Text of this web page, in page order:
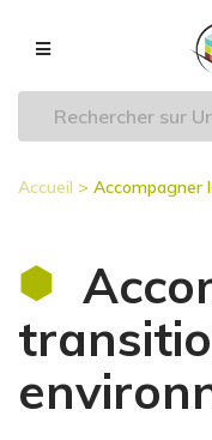
principal
Navigation
principale
d'Ariane
Accueil Accompagner